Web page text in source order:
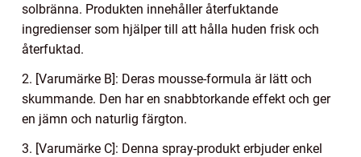
solbränna. Produkten innehåller återfuktande
ingredienser som hjälper till att hålla huden frisk och
återfuktad.
2. [Varumärke B]: Deras mousse-formula är lätt och
skummande. Den har en snabbtorkande effekt och ger
en jämn och naturlig färgton.
3. [Varumärke C]: Denna spray-produkt erbjuder enkel